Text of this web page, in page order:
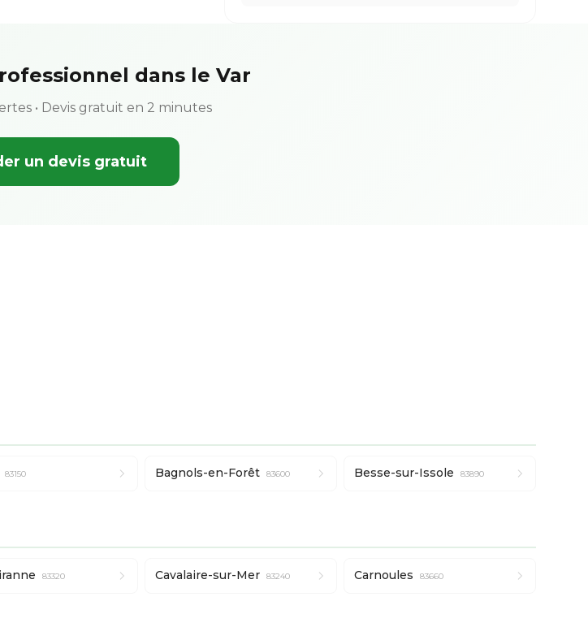
dans le Var
• Devis gratuit en 2 minutes
un devis gratuit
83150 Bagnols-en-Forêt 83600 Besse-sur-Issole 83890
83320 Cavalaire-sur-Mer 83240 Carnoules 83660